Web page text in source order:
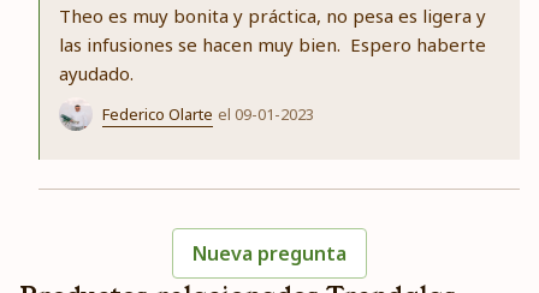
Theo es muy bonita y práctica, no pesa es ligera y
las infusiones se hacen muy bien. Espero haberte
ayudado.
Federico Olarte el 09-01-2023
Nueva pregunta